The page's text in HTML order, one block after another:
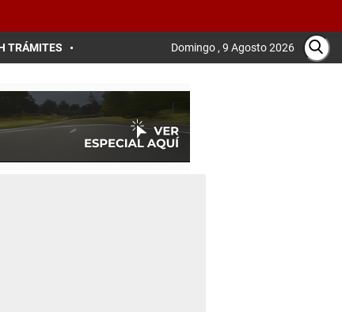
TRÁMITES Domingo , 9 Agosto 2026